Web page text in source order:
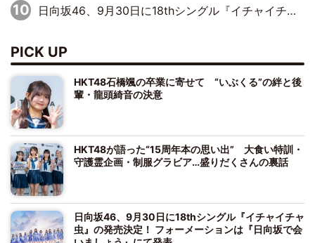
日向坂46、9月30日に18thシングル『イチャイチャ虫』の発売決定！ フォーメーションは『日向坂で会いましょう』にて発表
PICK UP
HKT48石橋颯の卒業に寄せて “いぶくる”の絆と後
輩・龍頭綺音の決意
HKT48が語った“15周年本の思い出” 大食い特訓・
守護霊企画・制服グラビア…盛りだくさんの裏話
日向坂46、9月30日に18thシングル『イチャイチャ
虫』の発売決定！ フォーメーションは『日向坂で会